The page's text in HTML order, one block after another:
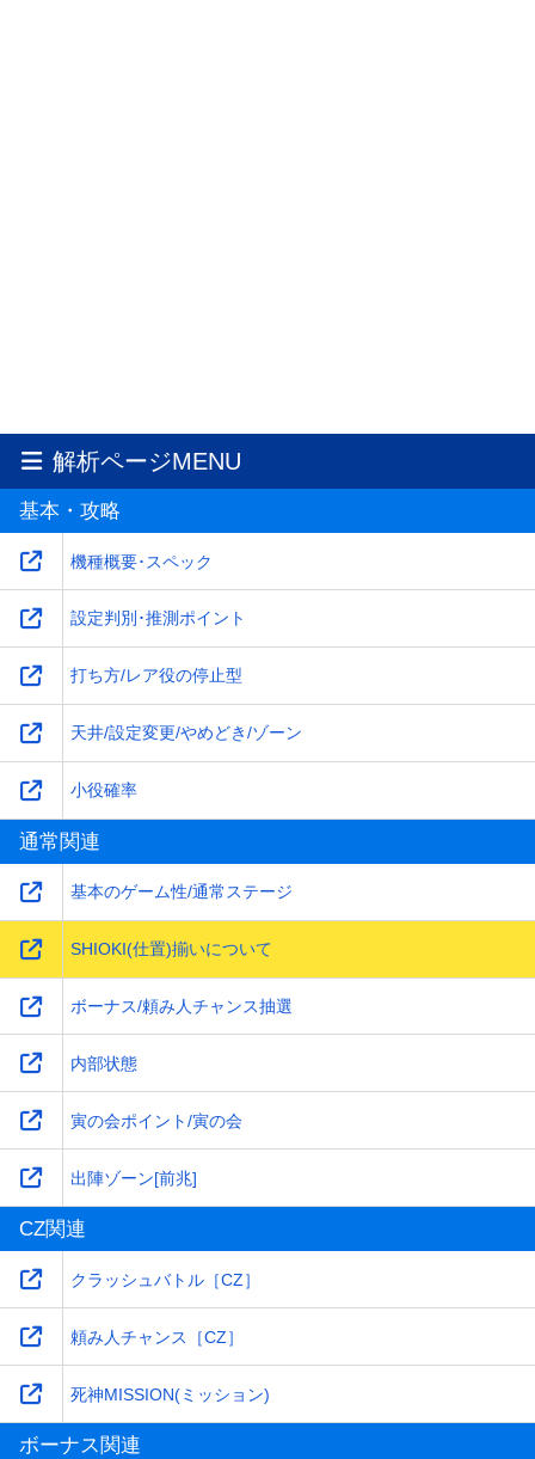
解析ページMENU
基本・攻略
機種概要･スペック
設定判別･推測ポイント
打ち方/レア役の停止型
天井/設定変更/やめどき/ゾーン
小役確率
通常関連
基本のゲーム性/通常ステージ
SHIOKI(仕置)揃いについて
ボーナス/頼み人チャンス抽選
内部状態
寅の会ポイント/寅の会
出陣ゾーン[前兆]
CZ関連
クラッシュバトル［CZ］
頼み人チャンス［CZ］
死神MISSION(ミッション)
ボーナス関連